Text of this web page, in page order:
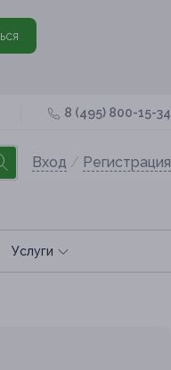
8 (495) 800-15-34
Вход / Регистрация
Услуги